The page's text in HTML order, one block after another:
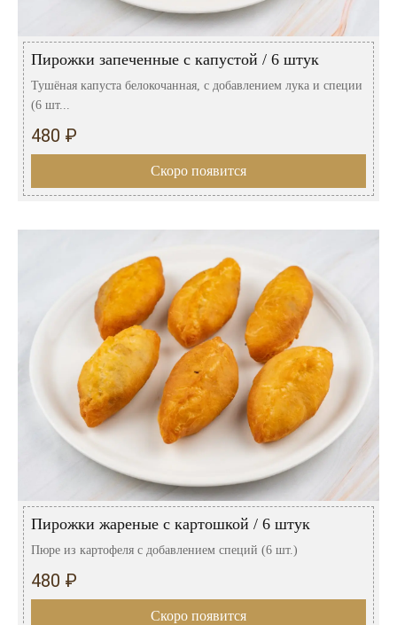
Пирожки запеченные с капустой / 6 штук
Тушёная капуста белокочанная, с добавлением лука и специи
(6 шт...
480 ₽
Скоро появится
Пирожки жареные с картошкой / 6 штук
Пюре из картофеля с добавлением специй (6 шт.)
480 ₽
Скоро появится